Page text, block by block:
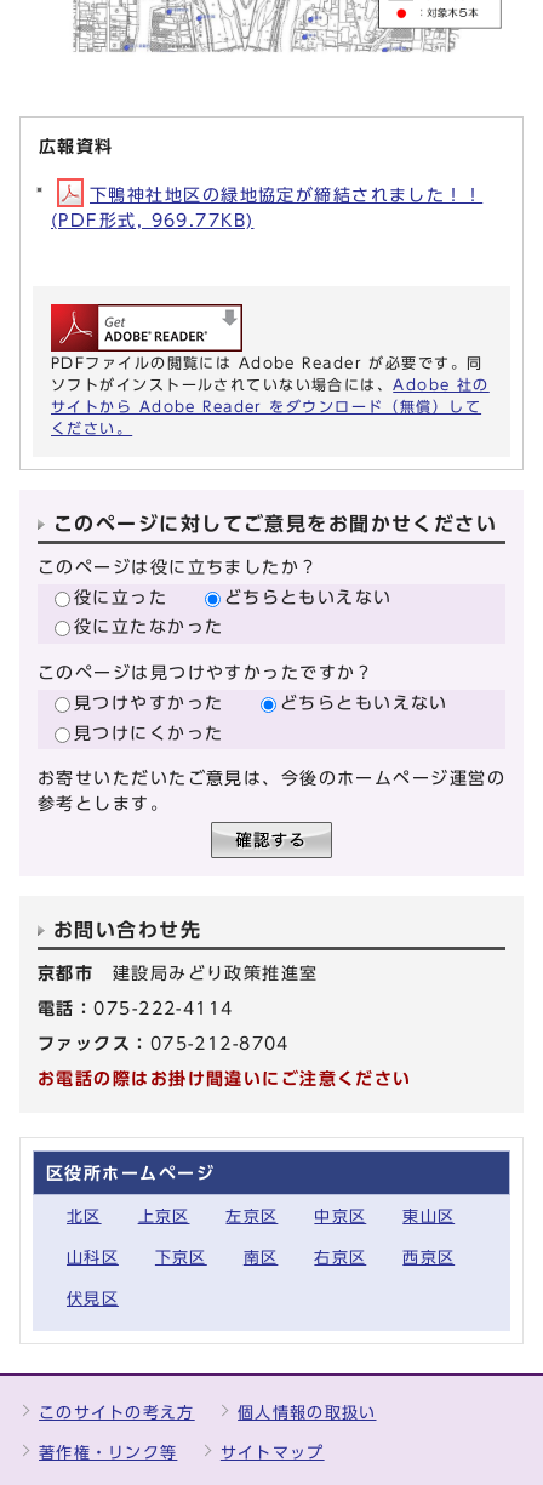
広報資料
下鴨神社地区の緑地協定が締結されました！！
(PDF形式, 969.77KB)
PDFファイルの閲覧には Adobe Reader が必要です。同
ソフトがインストールされていない場合には、 Adobe 社の
サイトから Adobe Reader をダウンロード（無償）して
ください。
このページに対してご意見をお聞かせください
このページは役に立ちましたか？
役に立った
どちらともいえない
役に立たなかった
このページは見つけやすかったですか？
見つけやすかった
どちらともいえない
見つけにくかった
お寄せいただいたご意見は、今後のホームページ運営の
参考とします。
お問い合わせ先
京都市 建設局みどり政策推進室
電話：075-222-4114
ファックス： 075-212-8704
お電話の際はお掛け間違いにご注意ください
区役所ホームページ
北区 上京区 左京区 中京区 東山区
山科区 下京区 南区 右京区 西京区
伏見区
このサイトの考え方 個人情報の取扱い
著作権・リンク等 サイトマップ